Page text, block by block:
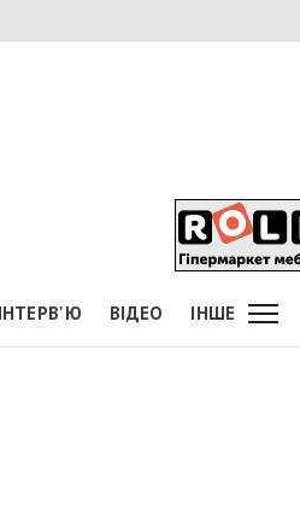
ІНТЕРВ'Ю ВІДЕО ІНШЕ